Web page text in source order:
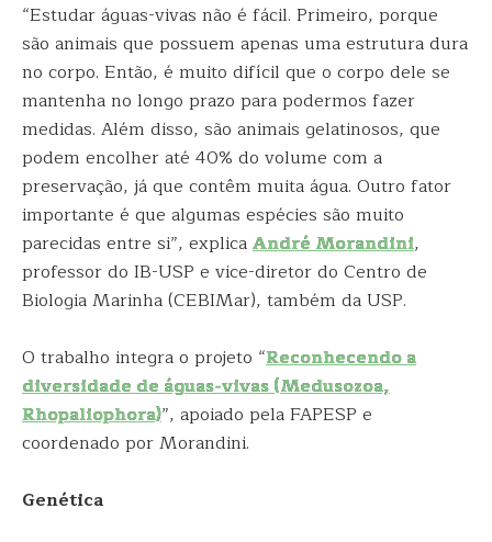
“Estudar águas-vivas não é fácil. Primeiro, porque
são animais que possuem apenas uma estrutura dura
no corpo. Então, é muito difícil que o corpo dele se
mantenha no longo prazo para podermos fazer
medidas. Além disso, são animais gelatinosos, que
podem encolher até 40% do volume com a
preservação, já que contêm muita água. Outro fator
importante é que algumas espécies são muito
parecidas entre si”, explicaAndré Morandini,
professor do IB-USP e vice-diretor do Centro de
Biologia Marinha (CEBIMar), também da USP.
O trabalho integra o projeto “Reconhecendo a
diversidade de águas-vivas (Medusozoa,
Rhopaliophora)”, apoiado pela FAPESP e
coordenado por Morandini.
Genética